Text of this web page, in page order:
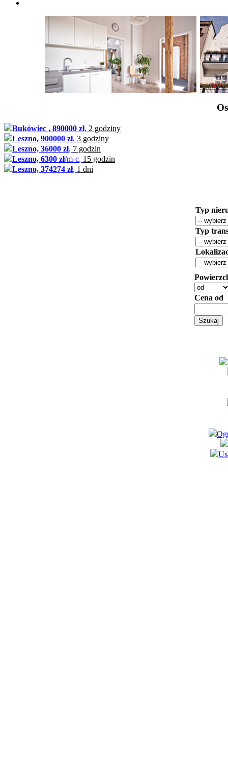
Bukówiec , 890000 zł, 2 godziny
Leszno, 900000 zł, 3 godziny
Leszno, 36000 zł, 7 godzin
Leszno, 6300 zł/m-c, 15 godzin
Leszno, 374274 zł, 1 dni
Typ
Typ
Cena od